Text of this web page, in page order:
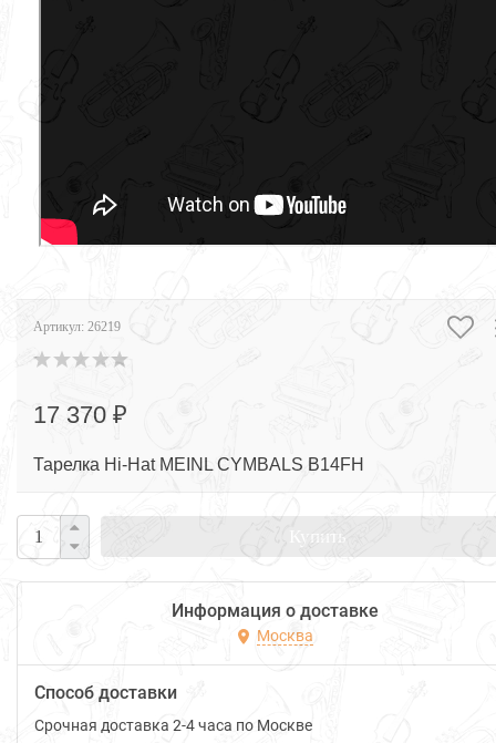
Артикул: 26219
17 370 ₽
Тарелка Hi-Hat MEINL CYMBALS B14FH
Купить
Информация о доставке
Москва
Способ доставки
Срочная доставка 2-4 часа по Москве